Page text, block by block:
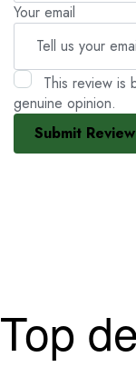
Your email
This review is
genuine opinion.
Submit Review
Top